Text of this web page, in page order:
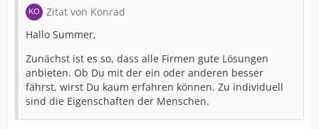
Zitat von Konrad
Hallo Summer,
Zunächst ist es so, dass alle Firmen gute Lösungen
anbieten. Ob Du mit der ein oder anderen besser
fährst, wirst Du kaum erfahren können. Zu individuell
sind die Eigenschaften der Menschen.